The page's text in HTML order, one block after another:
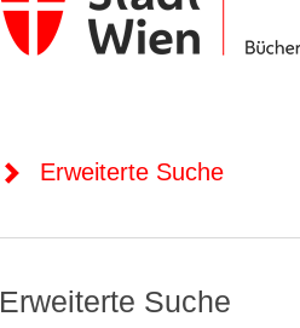
Erweiterte Suche
Erweiterte Suche